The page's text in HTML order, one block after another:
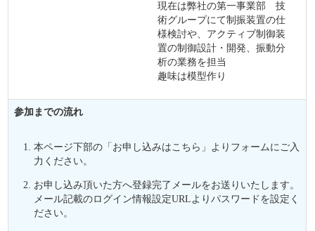
現在は弊社の第一事業部 技
術グループにて制振装置の仕
様検討や、アクティブ制御装
置の制御設計・開発、振動分
析の業務を担当
趣味は模型作り
参加までの流れ
本ページ下部の「お申し込みはこちら」よりフォームにご入
力ください。
お申し込み頂いた方へ登録完了メールをお送りいたします。
メール記載のログイン情報設定URLよりパスワードを設定く
ださい。